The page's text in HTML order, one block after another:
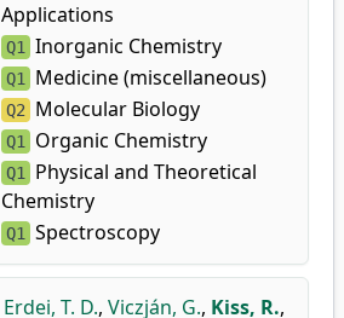
Applications
Q1 Inorganic Chemistry
Q1 Medicine (miscellaneous)
Q2 Molecular Biology
Q1 Organic Chemistry
Q1 Physical and Theoretical
Chemistry
Q1 Spectroscopy
Erdei, T. D., Viczján, G., Kiss, R.,